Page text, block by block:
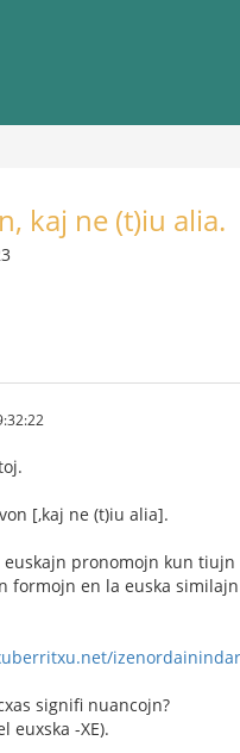
kaj ne (t)iu alia.
[,kaj ne (t)iu alia].
pronomojn kun tiujn
en la euska similajn
signifi nuancojn?
euxska -XE).